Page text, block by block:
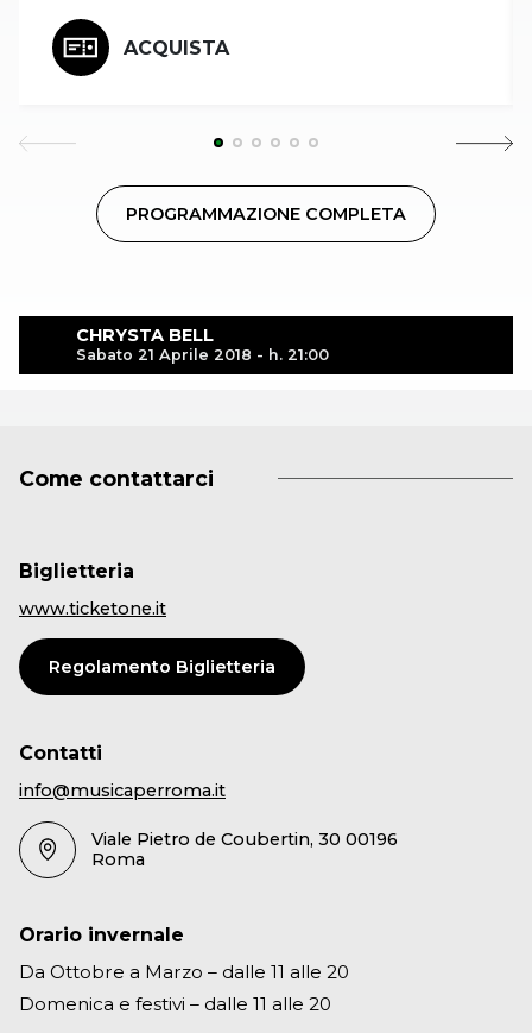
CHRYSTA BELL
Sabato 21 Aprile 2018 - h. 21:00
ACQUISTA
PROGRAMMAZIONE COMPLETA
Come contattarci
Biglietteria
www.ticketone.it
Regolamento Biglietteria
Contatti
info@musicaperroma.it
Viale Pietro de Coubertin, 30 00196
Roma
Orario invernale
Da Ottobre a Marzo – dalle 11 alle 20
Domenica e festivi – dalle 11 alle 20